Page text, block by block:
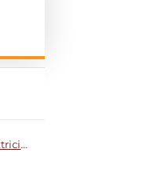
Het aanleggen van nieuwe elektriciteitswerken